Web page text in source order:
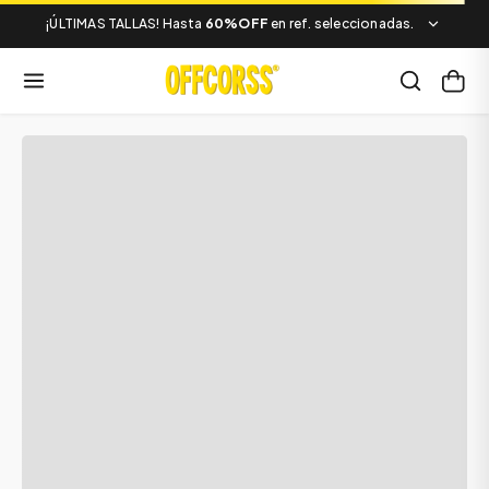
¡ÚLTIMAS TALLAS! Hasta 60%OFF en ref. seleccionadas.